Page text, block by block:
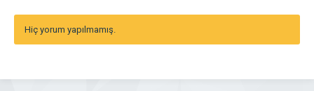
Hiç yorum yapılmamış.